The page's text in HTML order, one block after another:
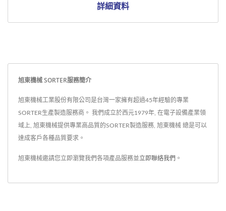
詳細資料
旭東機械 SORTER服務簡介
旭東機械工業股份有限公司是台灣一家擁有超過45年經驗的專業
SORTER生產製造服務商。 我們成立於西元1979年, 在電子設備產業領
域上, 旭東機械提供專業高品質的SORTER製造服務, 旭東機械 總是可以
達成客戶各種品質要求。
旭東機械邀請您立即瀏覽我們各項產品服務並立即聯絡我們 。